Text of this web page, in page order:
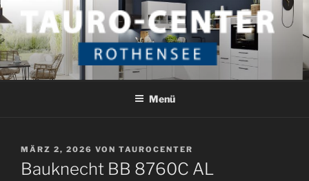
Zum
Inhalt
springen
TAURO CENTER ROTHENSEE
Das etwas andere Küchenstudio
Menü
VERÖFFENTLICHT
AM
MÄRZ 2, 2026 VON TAUROCENTER
Bauknecht BB 8760C AL